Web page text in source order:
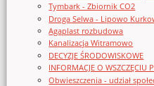
Tymbark - Zbiornik CO2
Droga Selwa - Lipowo
Agaplast rozbudowa
Kanalizacja Witramowo
DECYZJE ŚRODOWISKOWE
INFORMACJE O WSZCZĘCIU
Obwieszczenia - udział